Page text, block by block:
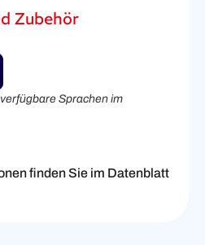
Zubehör
Sprachen im
finden Sie im Datenblatt